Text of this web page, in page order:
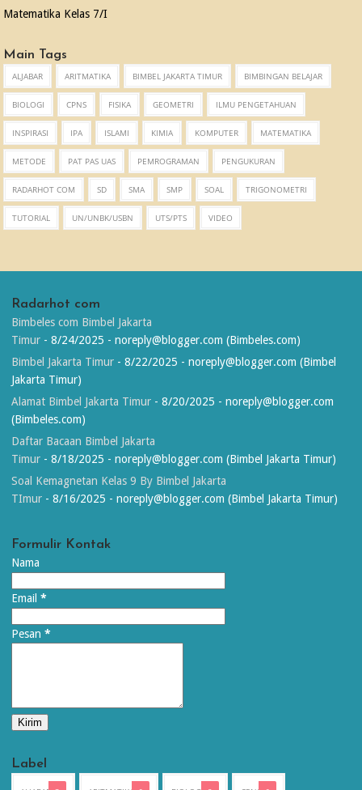
Matematika Kelas 7/I
Main Tags
ALJABAR ARITMATIKA BIMBEL JAKARTA TIMUR BIMBINGAN BELAJAR
BIOLOGI CPNS FISIKA GEOMETRI ILMU PENGETAHUAN
INSPIRASI IPA ISLAMI KIMIA KOMPUTER MATEMATIKA
METODE PAT PAS UAS PEMROGRAMAN PENGUKURAN
RADARHOT COM SD SMA SMP SOAL TRIGONOMETRI
TUTORIAL UN/UNBK/USBN UTS/PTS VIDEO
Radarhot com
Bimbeles com Bimbel Jakarta
Timur - 8/24/2025 - noreply@blogger.com (Bimbeles.com)
Bimbel Jakarta Timur - 8/22/2025 - noreply@blogger.com (Bimbel
Jakarta Timur)
Alamat Bimbel Jakarta Timur - 8/20/2025 - noreply@blogger.com
(Bimbeles.com)
Daftar Bacaan Bimbel Jakarta
Timur - 8/18/2025 - noreply@blogger.com (Bimbel Jakarta Timur)
Soal Kemagnetan Kelas 9 By Bimbel Jakarta
TImur - 8/16/2025 - noreply@blogger.com (Bimbel Jakarta Timur)
Formulir Kontak
Nama
Email*
Pesan*
Label